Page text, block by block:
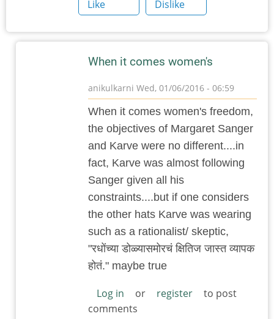
Like Dislike
When it comes women's
anikulkarni Wed, 01/06/2016 - 06:59
In
राजेश
घासकडवी
When it comes women's freedom,
the objectives of Margaret Sanger
and Karve were no different....in
fact, Karve was almost following
Sanger given all his
constraints....but if one considers
the other hats Karve was wearing
such as a rationalist/ skeptic,
"रधोंच्या डोळ्यासमोरचं क्षितिज जास्त व्यापक
होतं." maybe true
Log in or register
to post
comments